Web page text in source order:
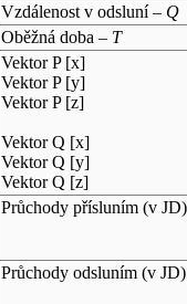
Vzdálenost v odsluní – Q
Oběžná doba – T
Vektor P [x]
Vektor P [y]
Vektor P [z]
Vektor Q [x]
Vektor Q [y]
Vektor Q [z]
Průchody přísluním (v JD)
Průchody odsluním (v JD)